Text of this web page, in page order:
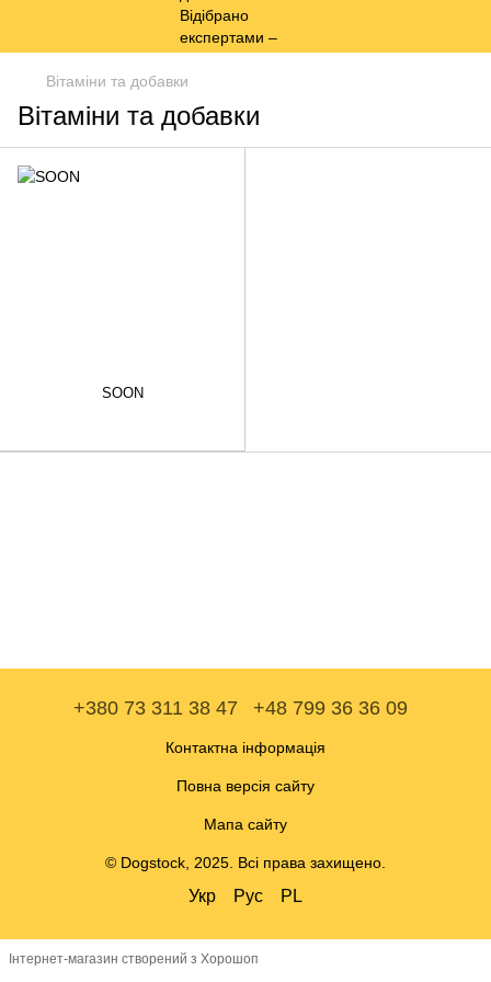
Вітаміни та добавки
Вітаміни та добавки
SOON
+380 73 311 38 47 +48 799 36 36 09
Контактна інформація
Повна версія сайту
Мапа сайту
© Dogstock, 2025. Всі права захищено.
Укр Рус PL
Інтернет-магазин створений з Хорошоп